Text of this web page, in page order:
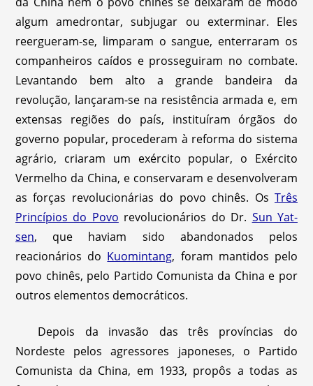
algum amedrontar, subjugar ou exterminar. Eles
reergueram-se, limparam o sangue, enterraram os
companheiros caídos e prosseguiram no combate.
Levantando bem alto a grande bandeira da
revolução, lançaram-se na resistência armada e, em
extensas regiões do país, instituíram órgãos do
governo popular, procederam à reforma do sistema
agrário, criaram um exército popular, o Exército
Vermelho da China, e conservaram e desenvolveram
as forças revolucionárias do povo chinês. Os Três
Princípios do Povo revolucionários do Dr. Sun Yat-
sen, que haviam sido abandonados pelos
reacionários do Kuomintang, foram mantidos pelo
povo chinês, pelo Partido Comunista da China e por
outros elementos democráticos.
Depois da invasão das três províncias do
Nordeste pelos agressores japoneses, o Partido
Comunista da China, em 1933, propôs a todas as